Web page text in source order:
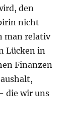
den
nicht
man relativ
Lücken in
Finanzen
die wir uns